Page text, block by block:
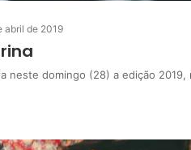
abril de 2019
neste domingo (28) a edição